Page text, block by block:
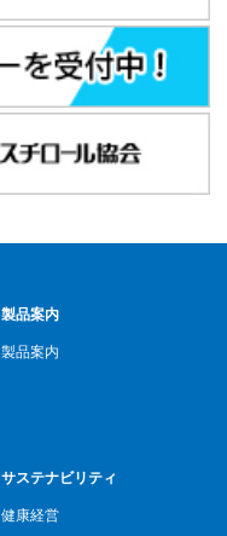
製品案内
製品案内
サステナビリティ
健康経営